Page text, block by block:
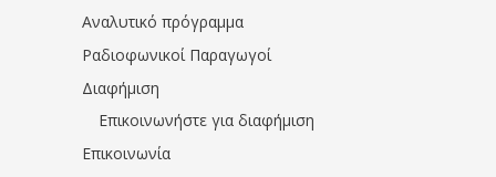
Αναλυτικό πρόγραμμα
Ραδιοφωνικοί Παραγωγοί
Διαφήμιση
Επικοινωνήστε για διαφήμιση
Επικοινωνία